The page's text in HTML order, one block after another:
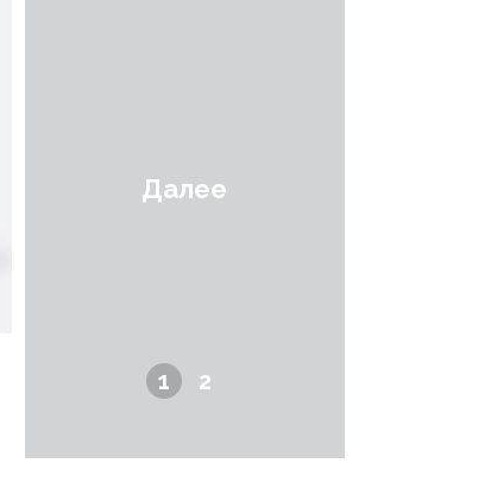
Далее
1 2